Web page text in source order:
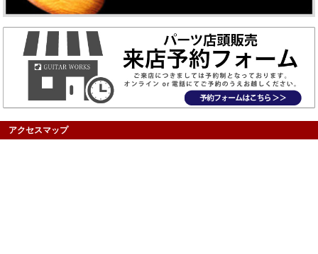
アクセスマップ